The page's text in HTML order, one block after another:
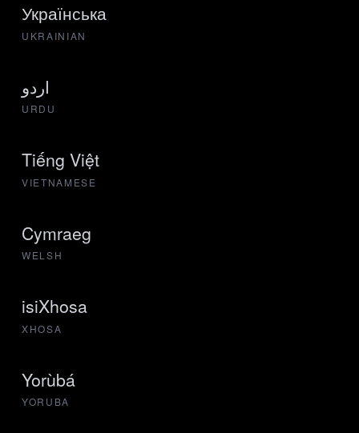
Українська
UKRAINIAN
اردو
URDU
Tiếng Việt
VIETNAMESE
Cymraeg
WELSH
isiXhosa
XHOSA
Yorùbá
YORUBA